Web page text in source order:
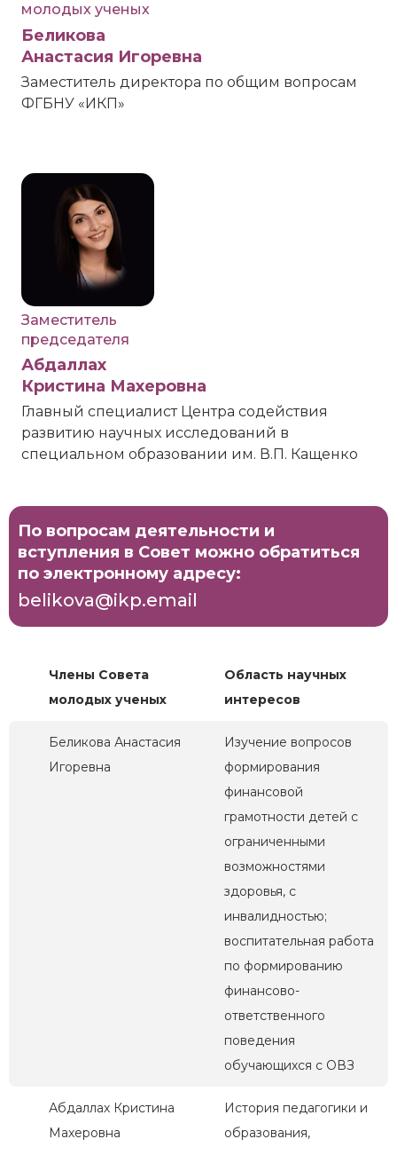
молодых ученых
Беликова
Анастасия Игоревна
Заместитель директора по общим вопросам
ФГБНУ «ИКП»
Заместитель
председателя
Абдаллах
Кристина Махеровна
Главный специалист Центра содействия
развитию научных исследований в
специальном образовании им. В.П. Кащенко
По вопросам деятельности и
вступления в Совет можно обратиться
по электронному адресу:
belikova@ikp.email
Члены Совета
молодых ученых
Область научных
интересов
Беликова Анастасия
Игоревна
Изучение вопросов
формирования
финансовой
грамотности детей с
ограниченными
возможностями
здоровья, с
инвалидностью;
воспитательная работа
по формированию
финансово-
ответственного
поведения
обучающихся с ОВЗ
Абдаллах Кристина
Махеровна
История педагогики и
образования,